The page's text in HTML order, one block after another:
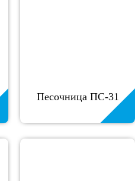
Песочница ПС-31